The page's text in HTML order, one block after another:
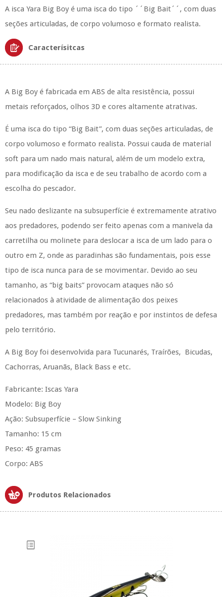
A isca Yara Big Boy é uma isca do tipo ´´Big Bait´´, com duas
seções articuladas, de corpo volumoso e formato realista.
Caracterísitcas
A Big Boy é fabricada em ABS de alta resistência, possui
metais reforçados, olhos 3D e cores altamente atrativas.
É uma isca do tipo “Big Bait”, com duas seções articuladas, de
corpo volumoso e formato realista. Possui cauda de material
soft para um nado mais natural, além de um modelo extra,
para modificação da isca e de seu trabalho de acordo com a
escolha do pescador.
Seu nado deslizante na subsuperfície é extremamente atrativo
aos predadores, podendo ser feito apenas com a manivela da
carretilha ou molinete para deslocar a isca de um lado para o
outro em Z, onde as paradinhas são fundamentais, pois esse
tipo de isca nunca para de se movimentar. Devido ao seu
tamanho, as “big baits” provocam ataques não só
relacionados à atividade de alimentação dos peixes
predadores, mas também por reação e por instintos de defesa
pelo território.
A Big Boy foi desenvolvida para Tucunarés, Traírões, Bicudas,
Cachorras, Aruanãs, Black Bass e etc.
Fabricante: Iscas Yara
Modelo: Big Boy
Ação: Subsuperfície – Slow Sinking
Tamanho: 15 cm
Peso: 45 gramas
Corpo: ABS
Produtos Relacionados